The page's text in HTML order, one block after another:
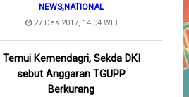
NEWS,NATIONAL
27 Des 2017, 14:04 WIB
Temui Kemendagri, Sekda DKI
sebut Anggaran TGUPP
Berkurang